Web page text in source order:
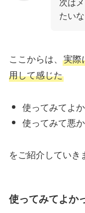
たいな
ここからは、 実際
用して感じた
使ってみてよ
使ってみて悪
をご紹介していき
使ってみてよか